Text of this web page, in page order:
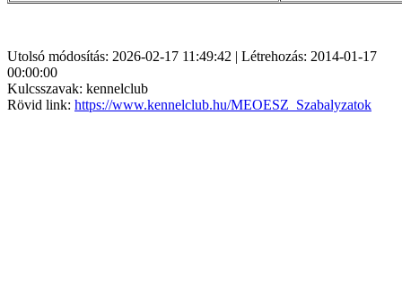
Utolsó módosítás: 2026-02-17 11:49:42 | Létrehozás: 2014-01-17
00:00:00
Kulcsszavak: kennelclub
Rövid link: https://www.kennelclub.hu/MEOESZ_Szabalyzatok